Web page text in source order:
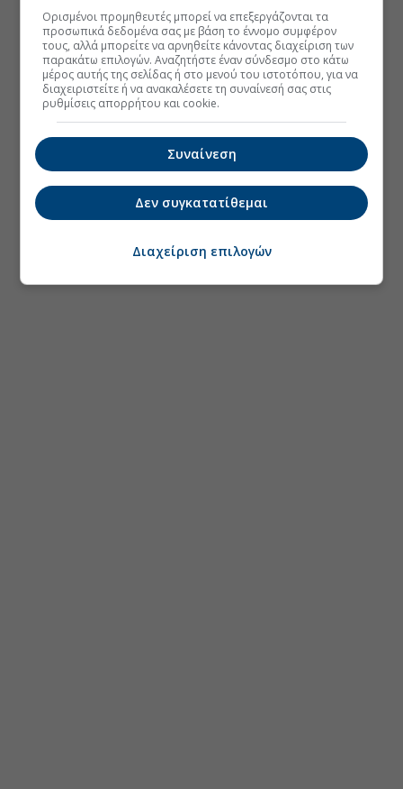
Ορισμένοι προμηθευτές μπορεί να επεξεργάζονται τα
προσωπικά δεδομένα σας με βάση το έννομο συμφέρον
τους, αλλά μπορείτε να αρνηθείτε κάνοντας διαχείριση των
παρακάτω επιλογών. Αναζητήστε έναν σύνδεσμο στο κάτω
μέρος αυτής της σελίδας ή στο μενού του ιστοτόπου, για να
διαχειριστείτε ή να ανακαλέσετε τη συναίνεσή σας στις
ρυθμίσεις απορρήτου και cookie.
Συναίνεση
Δεν συγκατατίθεμαι
Διαχείριση επιλογών